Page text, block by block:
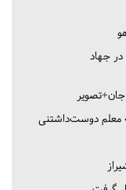
جهاد
معلم دوست‌داشتنی